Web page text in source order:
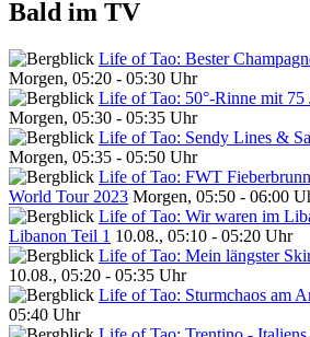
Bald im TV
Life of Tao: Bester
Morgen, 05:20 - 05:30 Uhr
Life of Tao: 50°-Rinne mit 75
Morgen, 05:30 - 05:35 Uhr
Life of Tao: Sendy Lines &
Morgen, 05:35 - 05:50 Uhr
Life of Tao: FWT
World Tour 2023 Morgen, 05:50 - 06:00
Life of Tao: Wir waren im
Libanon Teil 1 10.08., 05:10 - 05:20 Uhr
Life of Tao: Mein längster
10.08., 05:20 - 05:35 Uhr
Life of Tao: Sturmchaos am
05:40 Uhr